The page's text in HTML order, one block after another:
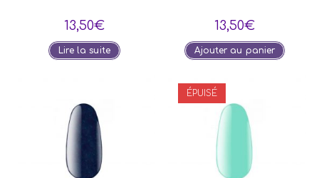
13,50€
Lire la suite
13,50€
Ajouter au panier
ÉPUISÉ